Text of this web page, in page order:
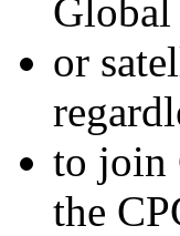
or
to join
the